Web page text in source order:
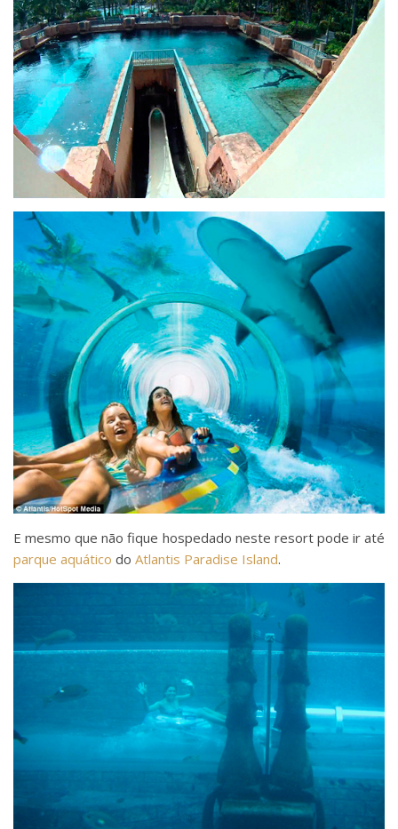
E mesmo que não fique hospedado neste resort pode ir até
parque aquático do Atlantis Paradise Island.